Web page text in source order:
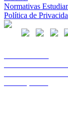
Normativas
Política de